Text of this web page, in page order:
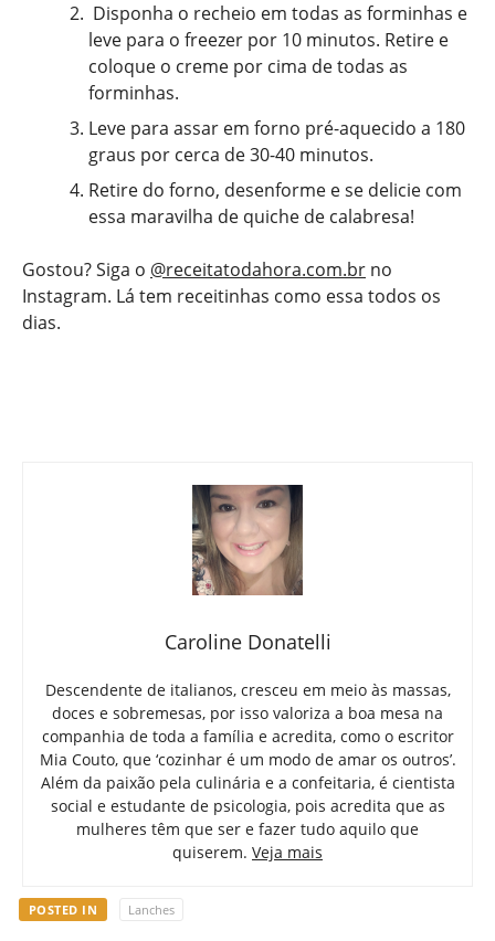
Disponha o recheio em todas as forminhas e
leve para o freezer por 10 minutos. Retire e
coloque o creme por cima de todas as
forminhas.
Leve para assar em forno pré-aquecido a 180
graus por cerca de 30-40 minutos.
Retire do forno, desenforme e se delicie com
essa maravilha de quiche de calabresa!
Gostou? Siga o @receitatodahora.com.br no
Instagram. Lá tem receitinhas como essa todos os
dias.
Caroline Donatelli
Descendente de italianos, cresceu em meio às massas,
doces e sobremesas, por isso valoriza a boa mesa na
companhia de toda a família e acredita, como o escritor
Mia Couto, que ‘cozinhar é um modo de amar os outros’.
Além da paixão pela culinária e a confeitaria, é cientista
social e estudante de psicologia, pois acredita que as
mulheres têm que ser e fazer tudo aquilo que
quiserem. Veja mais
POSTED IN Lanches